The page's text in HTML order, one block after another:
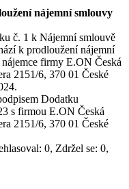
nájemní smlouvy
č. 1 k Nájemní smlouvě
k prodloužení nájemní
firmy E.ON Česká
2151/6, 370 01 České
Dodatku
s firmou E.ON Česká
2151/6, 370 01 České
0, Zdržel se: 0,